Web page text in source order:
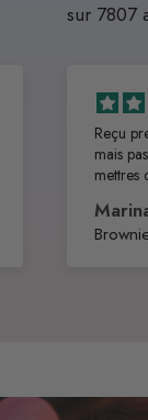
sur 7807
Reçu
mais
mettres
Effet